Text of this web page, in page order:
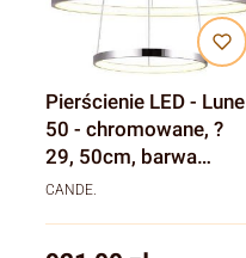
Pierścienie LED - Lune
50 - chromowane, ?
29, 50cm, barwa
neutralna
CANDE.